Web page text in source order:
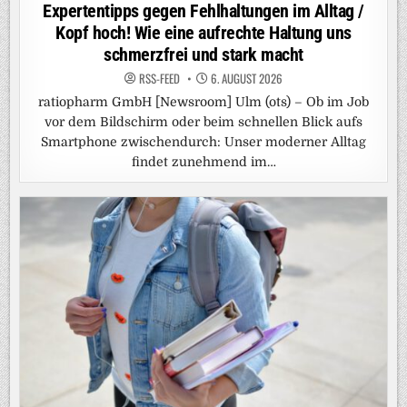
Expertentipps gegen Fehlhaltungen im Alltag /
Kopf hoch! Wie eine aufrechte Haltung uns
schmerzfrei und stark macht
RSS-FEED 6. AUGUST 2026
ratiopharm GmbH [Newsroom] Ulm (ots) – Ob im Job
vor dem Bildschirm oder beim schnellen Blick aufs
Smartphone zwischendurch: Unser moderner Alltag
findet zunehmend im…